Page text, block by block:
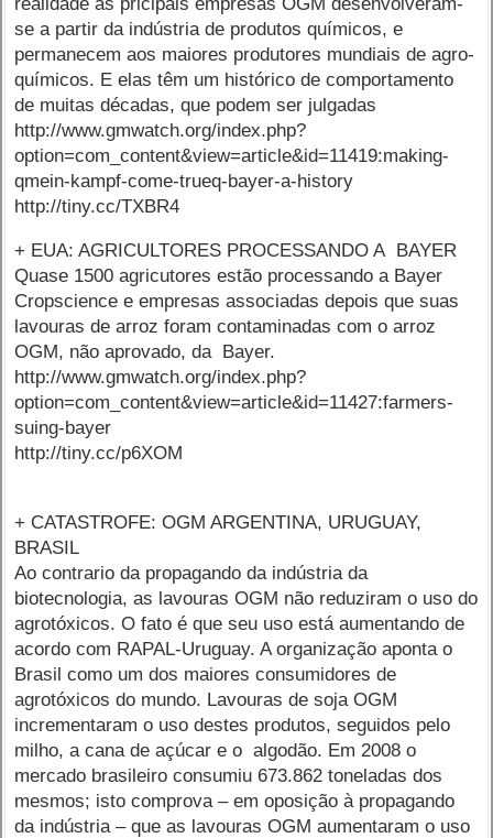
se a partir da indústria de produtos químicos, e
permanecem aos maiores produtores mundiais de agro-
químicos. E elas têm um histórico de comportamento
de muitas décadas, que podem ser julgadas
http://www.gmwatch.org/index.php?
option=com_content&view=article&id=11419:making-
qmein-kampf-come-trueq-bayer-a-history
http://tiny.cc/TXBR4
+ EUA: AGRICULTORES PROCESSANDO A BAYER
Quase 1500 agricutores estão processando a Bayer
Cropscience e empresas associadas depois que suas
lavouras de arroz foram contaminadas com o arroz
OGM, não aprovado, da Bayer.
http://www.gmwatch.org/index.php?
option=com_content&view=article&id=11427:farmers-
suing-bayer
http://tiny.cc/p6XOM
+ CATASTROFE: OGM ARGENTINA, URUGUAY,
BRASIL
Ao contrario da propagando da indústria da
biotecnologia, as lavouras OGM não reduziram o uso do
agrotóxicos. O fato é que seu uso está aumentando de
acordo com RAPAL-Uruguay. A organização aponta o
Brasil como um dos maiores consumidores de
agrotóxicos do mundo. Lavouras de soja OGM
incrementaram o uso destes produtos, seguidos pelo
milho, a cana de açúcar e o algodão. Em 2008 o
mercado brasileiro consumiu 673.862 toneladas dos
mesmos; isto comprova – em oposição à propagando
da indústria – que as lavouras OGM aumentaram o uso